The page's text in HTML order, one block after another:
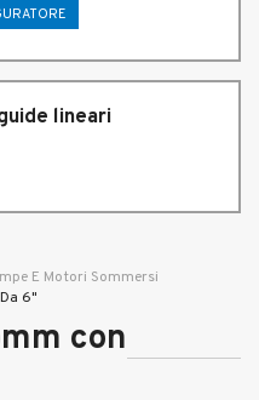
lineari
E Motori Sommersi
6"
con